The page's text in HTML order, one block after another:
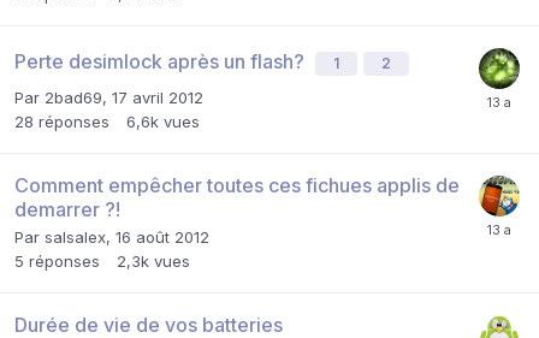
Perte desimlock après un flash? 1 2
Par 2bad69, 17 avril 2012
28 réponses 6,6k vues
Comment empêcher toutes ces fichues applis de
demarrer ?!
Par salsalex, 16 août 2012
5 réponses 2,3k vues
Durée de vie de vos batteries